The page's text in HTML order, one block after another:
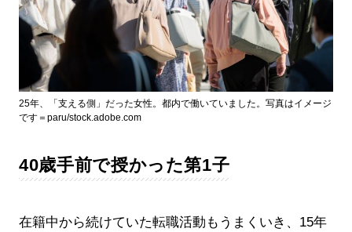
25年、「支える側」だった女性。都内で働いていました。写真はイメージ
です＝paru/stock.adobe.com
40歳手前で授かった第1子
在籍中から続けていた転職活動もうまくいき、15年